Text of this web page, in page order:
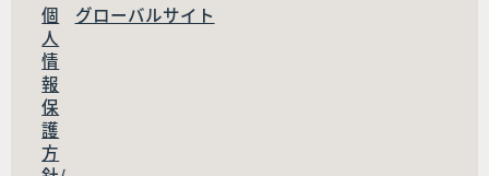
個
人
情
報
保
護
方
グローバルサイト